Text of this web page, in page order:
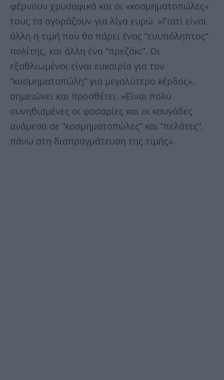
φέρνουν χρυσαφικά και οι «κοσμηματοπώλες»
τους τα αγοράζουν για λίγα ευρώ. «Γιατί είναι
άλλη η τιμή που θα πάρει ένας “ευυπόληπτος”
πολίτης, και άλλη ένα “πρεζάκι”. Οι
εξαθλιωμένοι είναι ευκαιρία για τον
“κοσμηματοπώλη” για μεγαλύτερο κέρδος»,
σημειώνει και προσθέτει. «Είναι πολύ
συνηθισμένες οι φασαρίες και οι καυγάδες
ανάμεσα σε “κοσμηματοπώλες” και “πελάτες”,
πάνω στη διαπραγμάτευση της τιμής».